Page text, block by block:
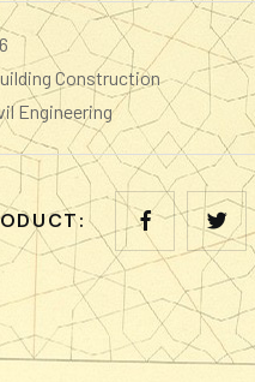
Construction
Engineering